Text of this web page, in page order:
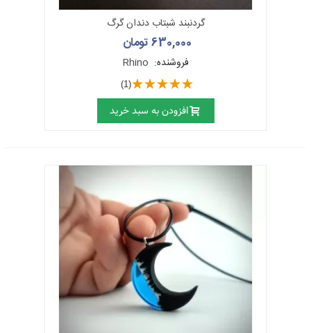
گردنبند شبتاب دندان گرگ
630,000 تومان
فروشنده:
(1)
افزودن به سبد خرید